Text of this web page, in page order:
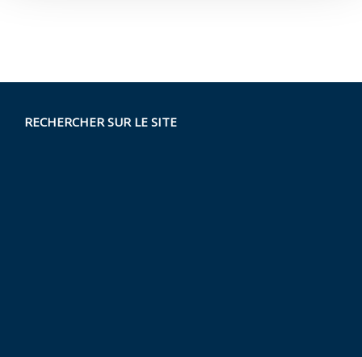
RECHERCHER SUR LE SITE